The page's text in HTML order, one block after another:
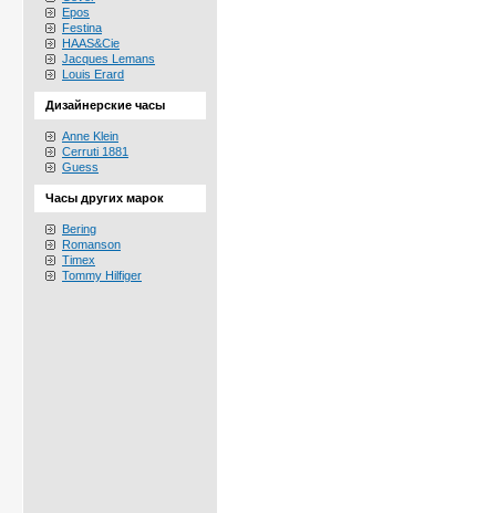
Epos
Festina
HAAS&Cie
Jacques Lemans
Louis Erard
Дизайнерские часы
Anne Klein
Cerruti 1881
Guess
Часы других марок
Bering
Romanson
Timex
Tommy Hilfiger